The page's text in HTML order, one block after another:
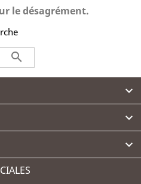
le désagrément.



